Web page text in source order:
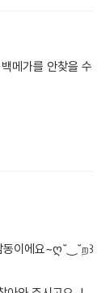
메가를 안찾을 수
이에요~ღ˘‿˘ற꒱